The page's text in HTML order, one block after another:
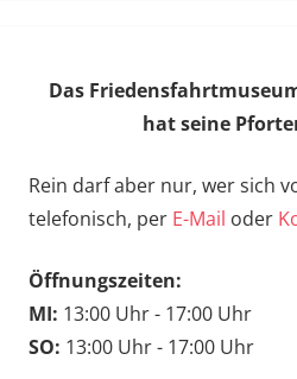
Das
hat seine
Rein darf aber nur, wer sich
telefonisch, per E-Mail oder
Öffnungszeiten:
MI: 13:00 Uhr - 17:00 Uhr
SO: 13:00 Uhr - 17:00 Uhr